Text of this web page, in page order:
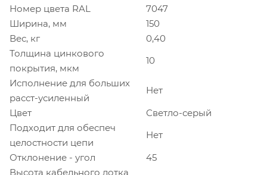
Номер цвета RAL
7047
Ширина, мм
150
Вес, кг
0,40
Толщина цинкового
покрытия, мкм
10
Исполнение для больших
расст-усиленный
Нет
Цвет
Светло-серый
Подходит для обеспеч
целостности цепи
Нет
Отклонение - угол
45
Высота кабельного лотка